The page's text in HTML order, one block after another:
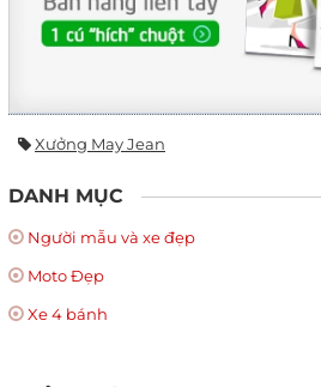
Xưởng May Jean
DANH MỤC
Người mẫu và xe đẹp
Moto Đẹp
Xe 4 bánh